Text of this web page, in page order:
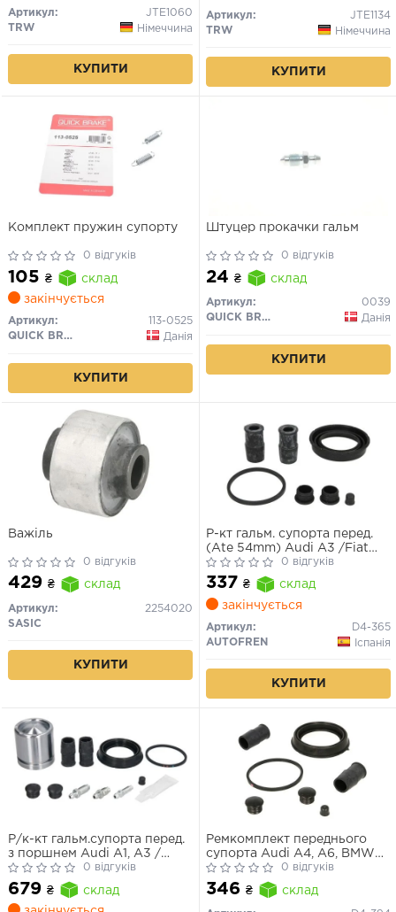
Артикул:
JTE1060
TRW
Німеччина
КУПИТИ
Артикул:
JTE1134
TRW
Німеччина
КУПИТИ
Комплект пружин супорту
0 відгуків
105 ₴
склад
закінчується
Артикул:
113-0525
QUICK BRAKE
Данія
КУПИТИ
Штуцер прокачки гальм
0 відгуків
24 ₴ склад
Артикул:
0039
QUICK BRAKE
Данія
КУПИТИ
Важіль
0 відгуків
429 ₴ склад
Артикул:
2254020
SASIC
КУПИТИ
Р-кт гальм. супорта перед.
(Ate 54mm) Audi A3 /Fiat
Panda /Ford Fiesta, Fusion,
Focus /VW Caddy III, Golf V-
VI, Jetta III, Passat, Touran
0 відгуків
337 ₴
склад
закінчується
Артикул:
D4-365
AUTOFREN
Іспанія
КУПИТИ
Р/к-кт гальм.супорта перед.
з поршнем Audi A1, A3 /
BMW 1, 3 / Ford Fiesta / Lada
Priora / Renault Megane II /
Seat / Skoda / VW
0 відгуків
679 ₴
склад
Ремкомплект переднього
супорта Audi A4, A6, BMW
5/7, Citroen C5, Ford
Galaxy/Mondeo (60мм)
0 відгуків
346 ₴ склад